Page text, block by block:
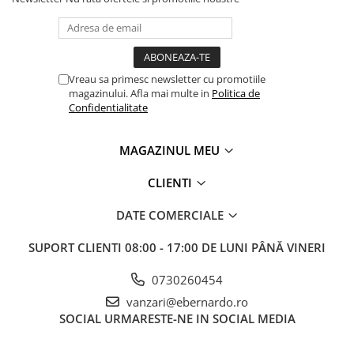
Masini electrice de filetat
Exhaustor pentru aschii metal
Masini de gaurit cu talpa
Instalatii de spalare a pieselor
Accesorii prelucrare metal
Falci pentru 4 bacuri PS4/ PO4
Flanșă
Fălcile pentru 4-bacuri DK12
Mandrine independente
Mandrină cu 3 fălci din fontă
Vreau sa primesc newsletter cu promotiile
magazinului. Afla mai multe in Politica de
Confidentialitate
MAGAZINUL MEU
CLIENTI
DATE COMERCIALE
SUPORT CLIENTI 08:00 - 17:00 DE LUNI PÂNĂ VINERI
0730260454
vanzari@ebernardo.ro
SOCIAL URMARESTE-NE IN SOCIAL MEDIA